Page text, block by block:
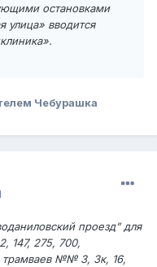
остановками
улица» вводится
Чебурашка
проезд” для
147, 275, 700,
трамваев №№ 3, 3к, 16,